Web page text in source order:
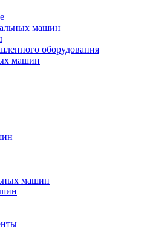
машин
оборудования
машин
машин